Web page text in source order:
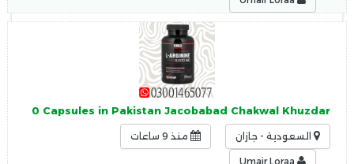
150 Capsules in Pakistan Jacobabad Chakwal Khuzdar
السعودية - جازان منذ 9 ساعات